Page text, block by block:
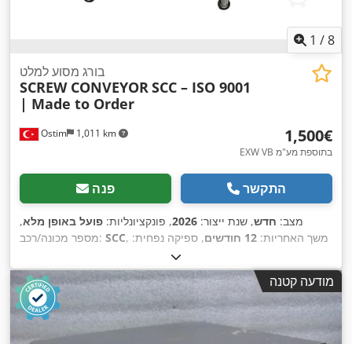
1 /8
Ostim 1,011 km
בורג מסוע למלט
SCREW CONVEYORSCC – ISO 9001
| Made to Order
‏1,500 ‏€
EXW VB בתוספת מע"מ
פנה התקשר
מצב: חדש, שנת ייצור: 2026, פונקציונליות: פועל באופן מלא,
מספר מכונה/רכב: SCC , משך האחריות: 12 חודשים
, ספיקה נפחית:
, אורך מסוע הברגה:6,000 מ"מ
פאזי, קוטר הבורג:323 מ"מ , מתח כניסה: 400 V, מהירות סיבוב
(מקסימלית):
240 סל"ד , מהירות סיבובית (דק'):140 סל"ד ,
מודעה קטנה